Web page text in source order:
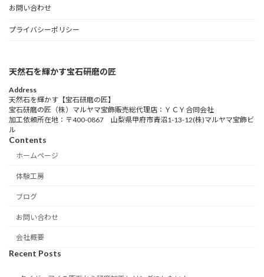
お問い合わせ
プライバシーポリシー
天然石を輝かす宝石研磨の匠
Address
天然石を輝かす【宝石研磨の匠】
宝石研磨の匠（株）マルヤマ宝飾販売総代理店：ＹＣＹ合同会社
加工依頼所在地：〒400-0867 山梨県甲府市青沼1-13-12(株)マルヤマ宝飾ビ
ル
Contents
ホームページ
体験工房
ブログ
お問い合わせ
会社概要
Recent Posts